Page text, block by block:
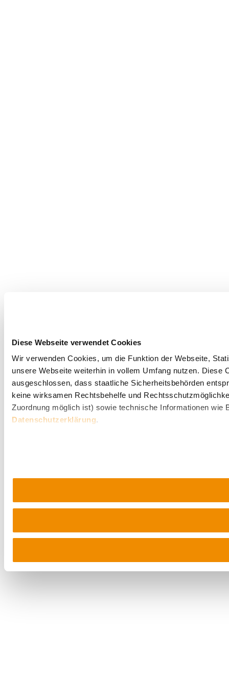
Diese Webseite verwendet Cookies
Wir verwenden Cookies, um die Funktion der Webseite,
unsere Webseite weiterhin in vollem Umfang nutzen.
ausgeschlossen, dass staatliche Sicherheitsbehörden
keine wirksamen Rechtsbehelfe und
Zuordnung möglich ist) sowie technische Informationen
Datenschutzerklärung.